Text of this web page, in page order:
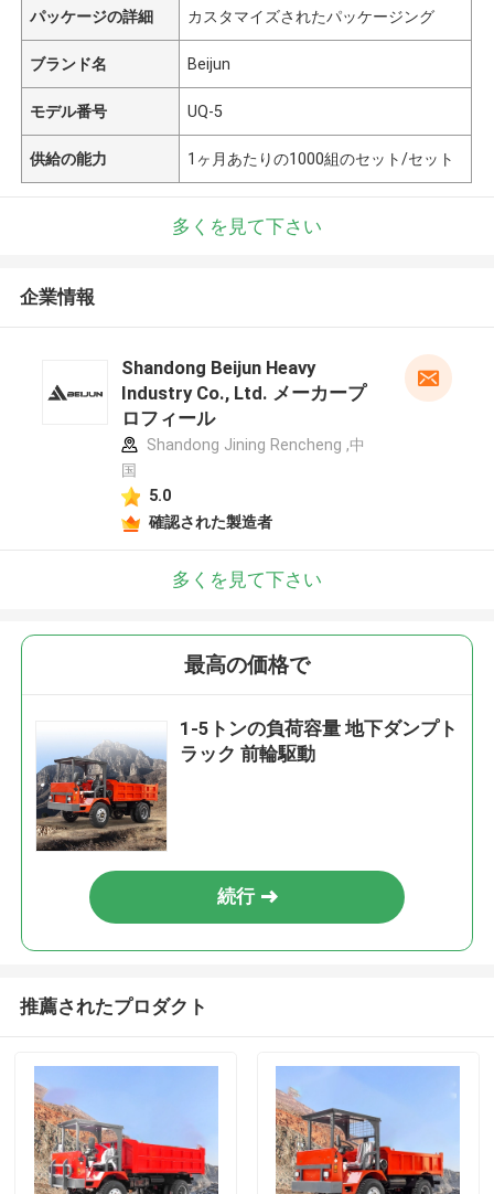
パッケージの詳細 カスタマイズされたパッケージング
ブランド名 Beijun
モデル番号 UQ-5
供給の能力 1ヶ月あたりの1000組のセット/セット
多くを見て下さい
企業情報
Shandong Beijun Heavy
Industry Co., Ltd. メーカープ
ロフィール
Shandong Jining Rencheng ,中
国
5.0
確認された製造者
多くを見て下さい
最高の価格で
1-5トンの負荷容量 地下ダンプト
ラック 前輪駆動
続行
推薦されたプロダクト